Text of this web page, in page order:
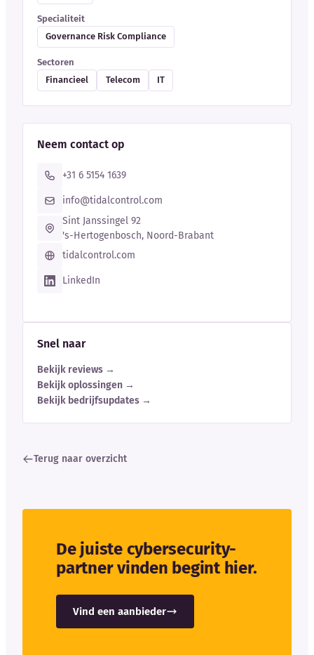
Specialiteit
Governance Risk Compliance
Sectoren
Financieel
Telecom IT
Neem contact op
+31 6 5154 1639
info@tidalcontrol.com
Sint Janssingel 92
's-Hertogenbosch, Noord-Brabant
tidalcontrol.com
LinkedIn
Snel naar
Bekijk reviews →
Bekijk oplossingen →
Bekijk bedrijfsupdates →
Terug naar overzicht
De juiste cybersecurity-
partner vinden begint hier.
Vind een aanbieder